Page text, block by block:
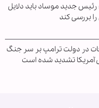
جدید موساد باید دلایل
بررسی کند
در دولت ترامپ بر سر جنگ
آمریکا تشدید شده است